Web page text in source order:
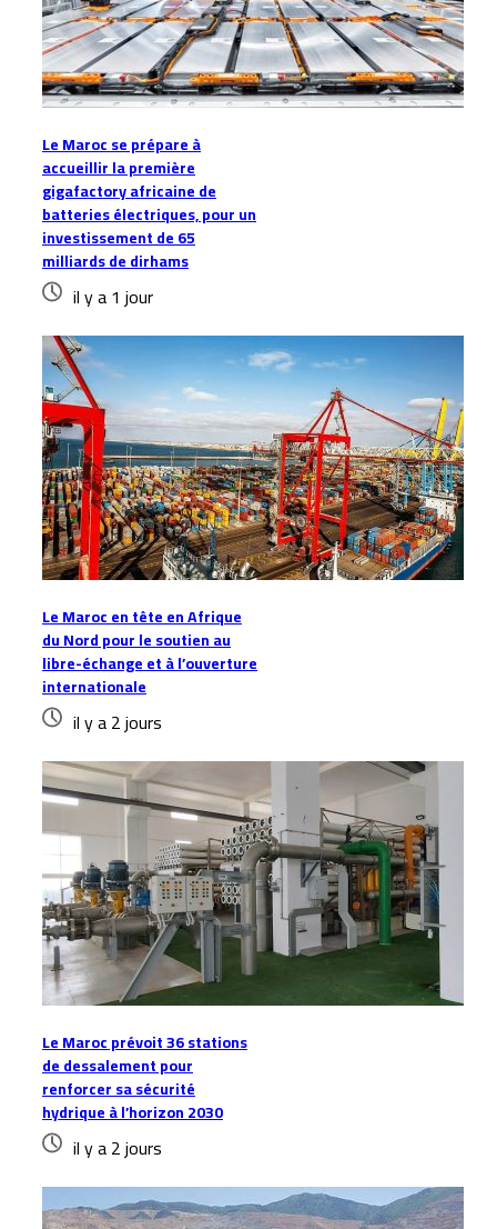
Le Maroc se prépare à
accueillir la première
gigafactory africaine de
batteries électriques, pour un
investissement de 65
milliards de dirhams
il y a 1 jour
Le Maroc en tête en Afrique
du Nord pour le soutien au
libre-échange et à l’ouverture
internationale
il y a 2 jours
Le Maroc prévoit 36 stations
de dessalement pour
renforcer sa sécurité
hydrique à l’horizon 2030
il y a 2 jours